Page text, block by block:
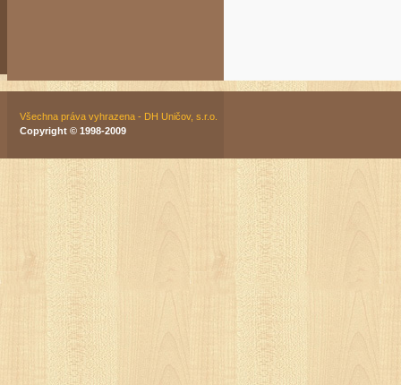
Všechna práva vyhrazena - DH Uničov, s.r.o.
Copyright © 1998-2009